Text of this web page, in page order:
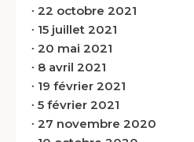
∙ 22 octobre 2021
∙ 15 juillet 2021
∙ 20 mai 2021
∙ 8 avril 2021
∙ 19 février 2021
∙ 5 février 2021
∙ 27 novembre 2020